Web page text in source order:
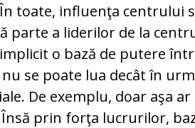
În toate, influenţa centrului
parte a liderilor de la
o bază de putere
se poate lua decât în
De exemplu, doar aşa
prin forţa lucrurilor,